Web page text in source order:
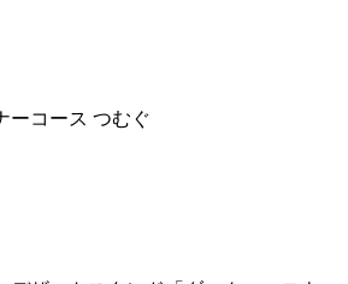
ーコース つむぐ